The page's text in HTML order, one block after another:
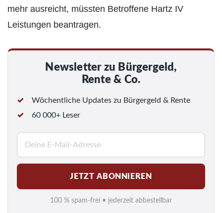
mehr ausreicht, müssten Betroffene Hartz IV
Leistungen beantragen.
Newsletter zu Bürgergeld,
Rente & Co.
Wöchentliche Updates zu Bürgergeld & Rente
60 000+ Leser
M
a
i
l
JETZT ABONNIEREN
100 % spam-frei • jederzeit abbestellbar